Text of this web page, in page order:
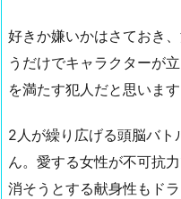
好きか嫌いかはさておき
うだけでキャラクター
を満たす犯人だと思います
2人が繰り広げる頭脳バ
ん。愛する女性が不可抗
消そうとする献身性もド